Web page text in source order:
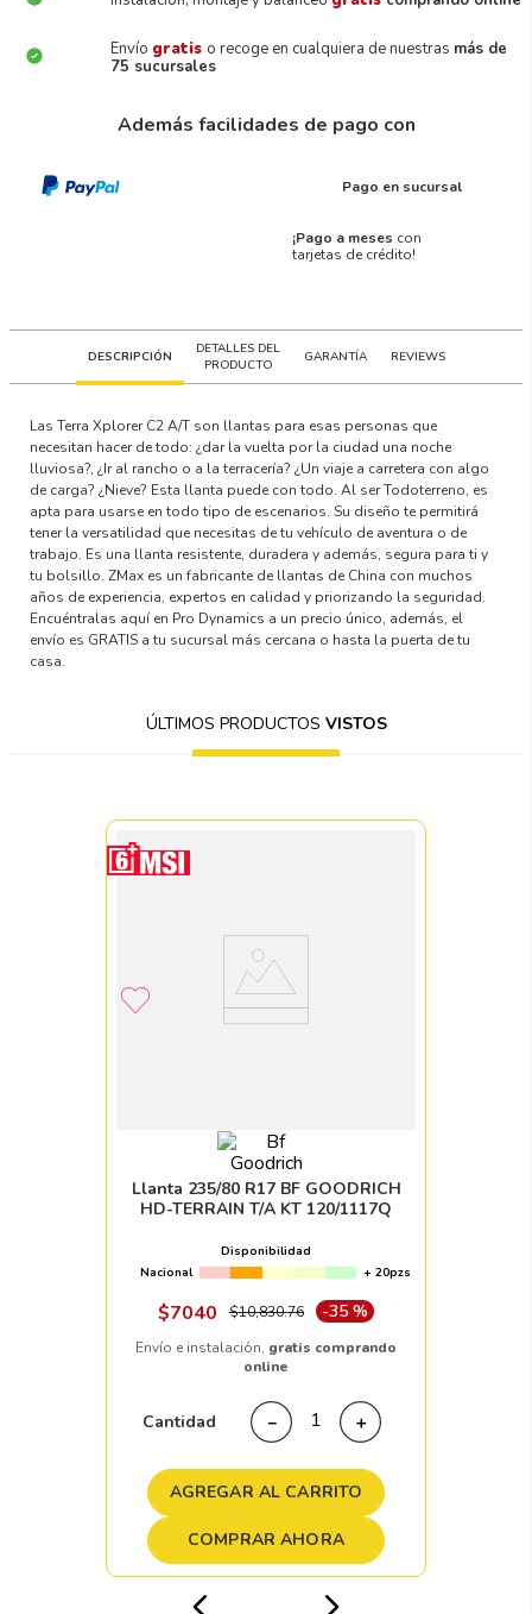
Envío gratis o recoge en cualquiera de nuestras más de
75 sucursales
Además facilidades de pago con
Pago en sucursal
¡Pago a meses con
tarjetas de crédito!
DESCRIPCIÓN
DETALLES DEL
PRODUCTO
GARANTÍA REVIEWS
Las Terra Xplorer C2 A/T son llantas para esas personas que
necesitan hacer de todo: ¿dar la vuelta por la ciudad una noche
lluviosa?, ¿Ir al rancho o a la terracería? ¿Un viaje a carretera con algo
de carga? ¿Nieve? Esta llanta puede con todo. Al ser Todoterreno, es
apta para usarse en todo tipo de escenarios. Su diseño te permitirá
tener la versatilidad que necesitas de tu vehículo de aventura o de
trabajo. Es una llanta resistente, duradera y además, segura para ti y
tu bolsillo. ZMax es un fabricante de llantas de China con muchos
años de experiencia, expertos en calidad y priorizando la seguridad.
Encuéntralas aquí en Pro Dynamics a un precio único, además, el
envío es GRATIS a tu sucursal más cercana o hasta la puerta de tu
casa.
ÚLTIMOS PRODUCTOS VISTOS
Llanta 235/80 R17 BF GOODRICH
HD-TERRAIN T/A KT 120/1117Q
Disponibilidad
Nacional
+ 20pzs
$7040 $10,830.76 -35 %
Envío e instalación, gratis comprando
online
Cantidad ＋
－
AGREGAR AL CARRITO
COMPRAR AHORA